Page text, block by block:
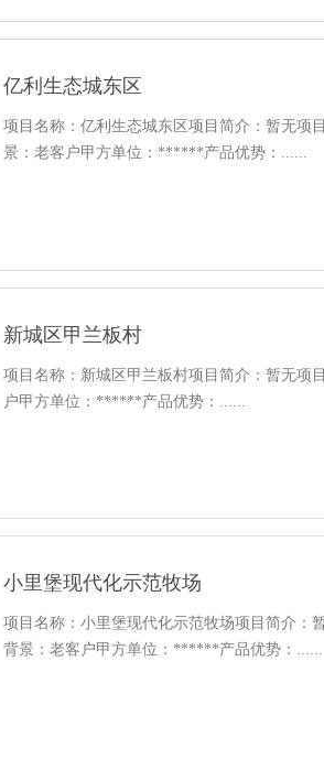
亿利生态城东区
项目名称：亿利生态城东区项目简介：暂无项
景：老客户甲方单位：******产品优势：......
新城区甲兰板村
项目名称：新城区甲兰板村项目简介：暂无项
户甲方单位：******产品优势：......
小里堡现代化示范牧场
项目名称：小里堡现代化示范牧场项目简介：
背景：老客户甲方单位：******产品优势：......